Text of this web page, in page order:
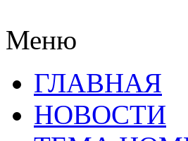
Меню
ГЛАВНАЯ
НОВОСТИ